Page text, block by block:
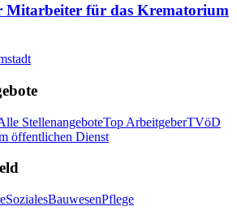
Mitarbeiter für das Krematorium
StellenangeboteTop ArbeitgeberTVöD
öffentlichen Dienst
SozialesBauwesenPflege